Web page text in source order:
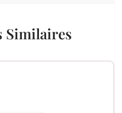
Similaires